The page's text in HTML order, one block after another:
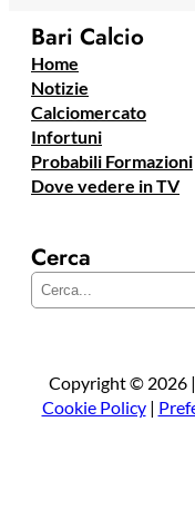
Bari Calcio
Home
Notizie
Calciomercato
Infortuni
Probabili Formazioni
Dove vedere in TV
Cerca
Copyright © 2026 |
Cookie Policy|